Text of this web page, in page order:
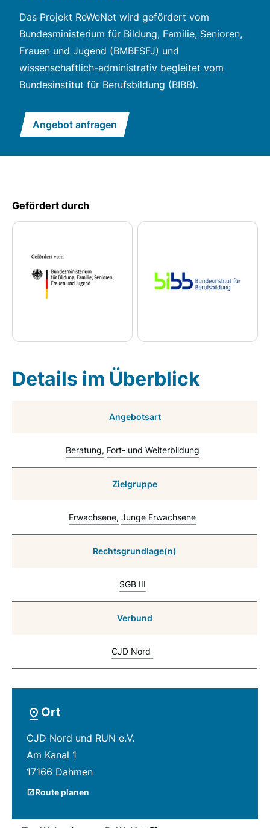
Das Projekt ReWeNet wird gefördert vom
Bundesministerium für Bildung, Familie, Senioren,
Frauen und Jugend (BMBFSFJ) und
wissenschaftlich-administrativ begleitet vom
Bundesinstitut für Berufsbildung (BIBB).
Angebot anfragen
Gefördert durch
Details im Überblick
Angebotsart
Beratung Fort- und Weiterbildung
Zielgruppe
Erwachsene Junge Erwachsene
Rechtsgrundlage(n)
SGB III
Verbund
CJD Nord
Ort
CJD Nord und RUN e.V.
Am Kanal 1
17166 Dahmen
Route planen